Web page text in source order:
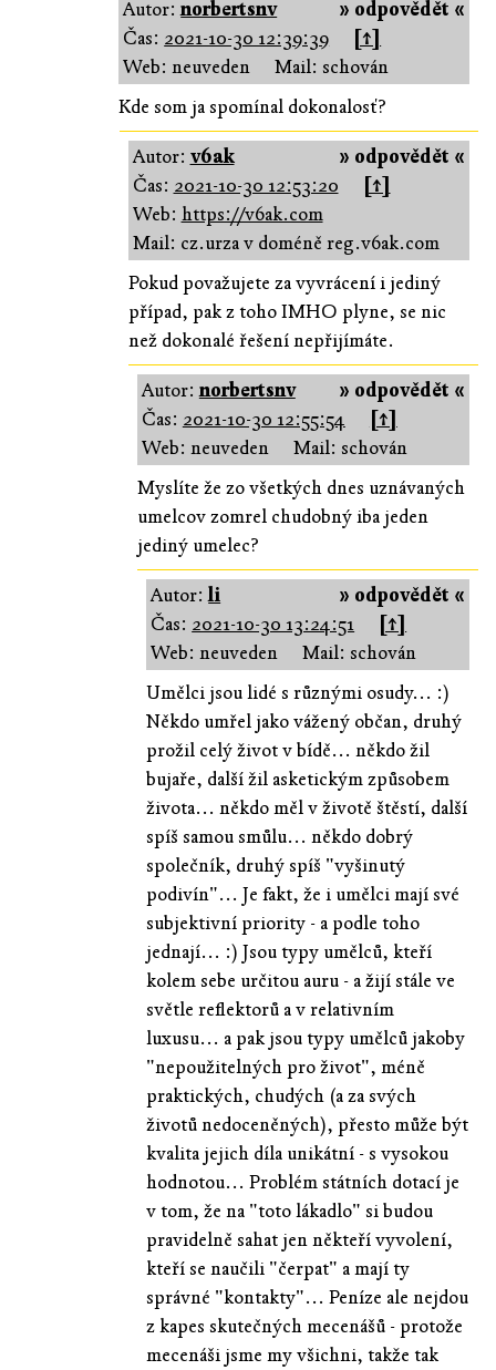
» odpovědět «
Autor:norbertsnv
Čas: 2021-10-30 12:39:39
[↑]
Web: neuveden
Mail: schován
Kde som ja spomínal dokonalosť?
» odpovědět «
Autor: v6ak
Čas: 2021-10-30 12:53:20
[↑]
Web: https://v6ak.com
Mail: cz.urza v doméně reg.v6ak.com
Pokud považujete za vyvrácení i jediný
případ, pak z toho IMHO plyne, se nic
než dokonalé řešení nepřijímáte.
» odpovědět «
Autor:norbertsnv
Čas: 2021-10-30 12:55:54
[↑]
Web: neuveden
Mail: schován
Myslíte že zo všetkých dnes uznávaných
umelcov zomrel chudobný iba jeden
jediný umelec?
» odpovědět «
Autor:li
Čas: 2021-10-30 13:24:51
[↑]
Web: neuveden
Mail: schován
Umělci jsou lidé s různými osudy... :)
Někdo umřel jako vážený občan, druhý
prožil celý život v bídě... někdo žil
bujaře, další žil asketickým způsobem
života... někdo měl v životě štěstí, další
spíš samou smůlu... někdo dobrý
společník, druhý spíš "vyšinutý
podivín"... Je fakt, že i umělci mají své
subjektivní priority - a podle toho
jednají... :) Jsou typy umělců, kteří
kolem sebe určitou auru - a žijí stále ve
světle reflektorů a v relativním
luxusu... a pak jsou typy umělců jakoby
"nepoužitelných pro život", méně
praktických, chudých (a za svých
životů nedoceněných), přesto může být
kvalita jejich díla unikátní - s vysokou
hodnotou... Problém státních dotací je
v tom, že na "toto lákadlo" si budou
pravidelně sahat jen někteří vyvolení,
kteří se naučili "čerpat" a mají ty
správné "kontakty"... Peníze ale nejdou
z kapes skutečných mecenášů - protože
mecenáši jsme my všichni, takže tak